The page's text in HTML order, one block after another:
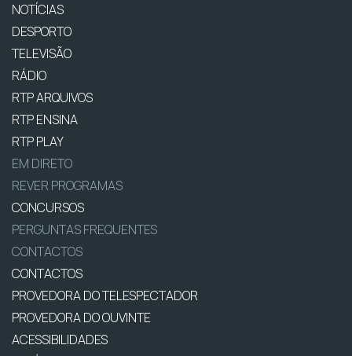
NOTÍCIAS
DESPORTO
TELEVISÃO
RÁDIO
RTP ARQUIVOS
RTP ENSINA
RTP PLAY
EM DIRETO
REVER PROGRAMAS
CONCURSOS
PERGUNTAS FREQUENTES
CONTACTOS
CONTACTOS
PROVEDORA DO TELESPECTADOR
PROVEDORA DO OUVINTE
ACESSIBILIDADES